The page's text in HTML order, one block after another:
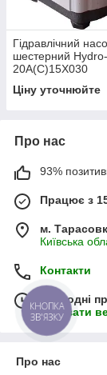
Гідравлічний
шестерний
20А(С)15X030
Ціну уточнюйте
Про нас
93%
Працює з
м.
Київська
Контакти
Сьогодні
Показати
Про нас
КНОПКА
ЗВ'ЯЗКУ